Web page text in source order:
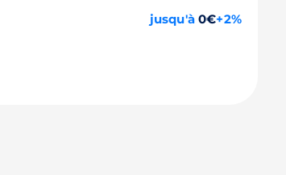
jusqu'à0€+2%